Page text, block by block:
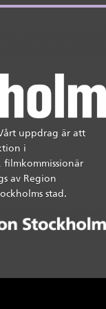
uppdrag är att
i
av Region
stad.